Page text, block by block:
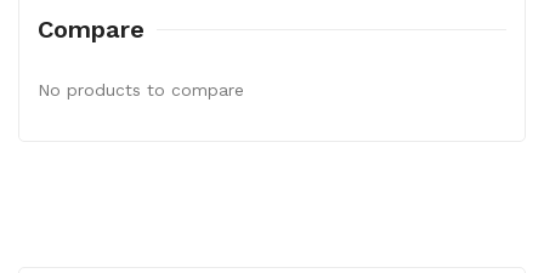
Compare
No products to compare